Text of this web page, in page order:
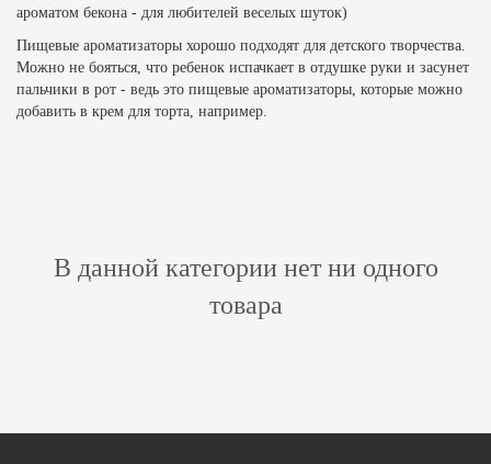
ароматом бекона - для любителей веселых шуток)
Пищевые ароматизаторы хорошо подходят для детского творчества.
Можно не бояться, что ребенок испачкает в отдушке руки и засунет
пальчики в рот - ведь это пищевые ароматизаторы, которые можно
добавить в крем для торта, например.
В данной категории нет ни одного
товара